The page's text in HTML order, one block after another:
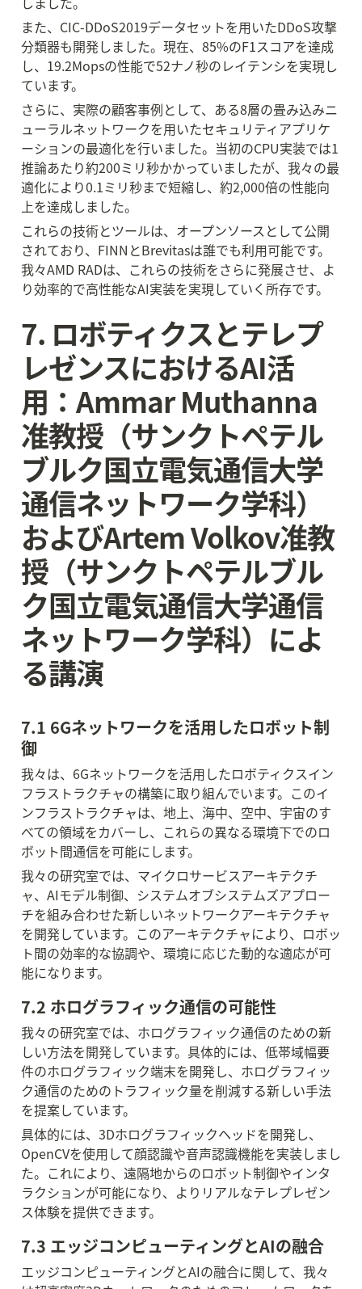
また、CIC-DDoS2019データセットを用いたDDoS攻撃
分類器も開発しました。現在、85%のF1スコアを達成
し、19.2Mopsの性能で52ナノ秒のレイテンシを実現し
ています。
さらに、実際の顧客事例として、ある8層の畳み込みニ
ューラルネットワークを用いたセキュリティアプリケ
ーションの最適化を行いました。当初のCPU実装では1
推論あたり約200ミリ秒かかっていましたが、我々の最
適化により0.1ミリ秒まで短縮し、約2,000倍の性能向
上を達成しました。
これらの技術とツールは、オープンソースとして公開
されており、FINNとBrevitasは誰でも利用可能です。
我々AMD RADは、これらの技術をさらに発展させ、よ
り効率的で高性能なAI実装を実現していく所存です。
7. ロボティクスとテレプ
レゼンスにおけるAI活
用：Ammar Muthanna
准教授（サンクトペテル
ブルク国立電気通信大学
通信ネットワーク学科）
およびArtem Volkov准教
授（サンクトペテルブル
ク国立電気通信大学通信
ネットワーク学科）によ
る講演
7.1 6Gネットワークを活用したロボット制
御
我々は、6Gネットワークを活用したロボティクスイン
フラストラクチャの構築に取り組んでいます。このイ
ンフラストラクチャは、地上、海中、空中、宇宙のす
べての領域をカバーし、これらの異なる環境下でのロ
ボット間通信を可能にします。
我々の研究室では、マイクロサービスアーキテクチ
ャ、AIモデル制御、システムオブシステムズアプロー
チを組み合わせた新しいネットワークアーキテクチャ
を開発しています。このアーキテクチャにより、ロボッ
ト間の効率的な協調や、環境に応じた動的な適応が可
能になります。
7.2 ホログラフィック通信の可能性
我々の研究室では、ホログラフィック通信のための新
しい方法を開発しています。具体的には、低帯域幅要
件のホログラフィック端末を開発し、ホログラフィッ
ク通信のためのトラフィック量を削減する新しい手法
を提案しています。
具体的には、3Dホログラフィックヘッドを開発し、
OpenCVを使用して顔認識や音声認識機能を実装しまし
た。これにより、遠隔地からのロボット制御やインタ
ラクションが可能になり、よりリアルなテレプレゼン
ス体験を提供できます。
7.3 エッジコンピューティングとAIの融合
エッジコンピューティングとAIの融合に関して、我々